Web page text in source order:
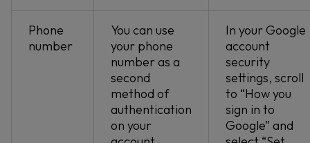
Phone
number
You can use
your phone
number as a
second
method of
authentication
on your
In your Google
account
security
settings, scroll
to “How you
sign in to
Google” and